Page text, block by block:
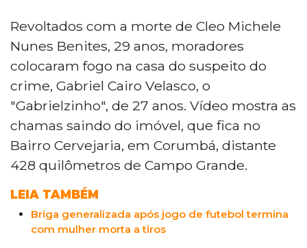
Revoltados com a morte de Cleo Michele
Nunes Benites, 29 anos, moradores
colocaram fogo na casa do suspeito do
crime, Gabriel Cairo Velasco, o
"Gabrielzinho", de 27 anos. Vídeo mostra as
chamas saindo do imóvel, que fica no
Bairro Cervejaria, em Corumbá, distante
428 quilômetros de Campo Grande.
LEIA TAMBÉM
Briga generalizada após jogo de futebol termina
com mulher morta a tiros